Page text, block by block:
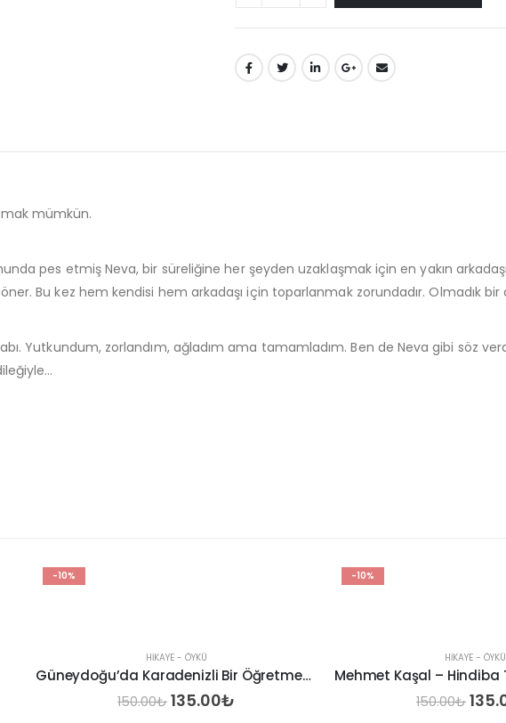
mümkün.
pes etmiş Neva, bir süreliğine her şeyden uzaklaşmak için en yakın
Bu kez hem kendisi hem arkadaşı için toparlanmak zorundadır. Olmadık
Yutkundum, zorlandım, ağladım ama tamamladım. Ben de Neva gibi söz
-10%
HIKAYE - ÖYKÜ
Mehmet Kaşal – Hindiba Teval’den Hikayeler II
150.00₺ Orijinal
135.00₺
-10%
HIKAYE - ÖYKÜ
Sibel Gündüz –
100.00₺